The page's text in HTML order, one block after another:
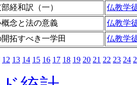
経和訳（一）
仏教学
念と法の意義
仏教学
拓すべき一学田 仏教学
12 13 14 15 16 17 18 19 20 21 22 23 24